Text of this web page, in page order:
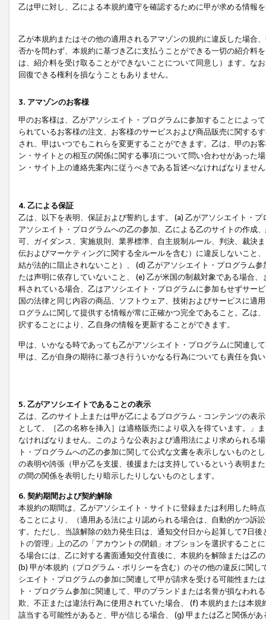
乙は甲に対し、乙による本規約遵守を確認するために甲が求める情報
乙が本規約またはその他の適用されるアマゾンの規約に違反した場合
否かを問わず、本規約に基づき乙に支払うことができる一切の紹介料
は、紹介料を受け取ることができないことについて同意し）ます。な
回復できる権利を損なうこともありません。
3. アマゾンのお客様
甲のお客様は、乙がアソシエイト・プログラムに参加することによっ
られているお客様の注文、お客様のサービスおよび商品販売に関する
され、甲はいつでもこれらを変更することができます。乙は、甲のお
ン・サイトとの相互の関係に関する事項について問い合わせがあった
ン・サイト上の連絡先案内に従うべきである旨述べなければなりませ
4. 乙による保証
乙は、以下を表明、保証および誓約します。 (a) 乙がアソシエイト・
アソシエイト・プログラムへの乙の参加、乙による乙のサイトの作成
可、ガイダンス、実施規則、業界標準、自主規制ルール、判決、裁決
伝およびマーケティングに関する全ルールを含む）に違反しないこと
結が法的に阻止されないこと）、 (d) 乙がアソシエイト・プログラム
たは声明に依存していないこと、 (e) 乙が米国の制裁対象である場合
科されている場合、乙はアソシエイト・プログラムに参加もせずサー
国の法律と同じ内容の商品、ソフトウェア、技術およびサービスに適
ログラムに関して提供する情報が常に正確かつ完全であること。乙は
択することにより、乙自身の情報を更新することができます。
甲は、いかなる時であっても乙がアソシエイト・プログラムに関連し
甲は、乙が自身の期待に基づき行ういかなる行為についても責任を負
5. 乙がアソシエイトであることの表示
乙は、乙のサイト上または甲が乙によるプログラム・コンテンツの表
として、［乙の名称を挿入］は適格販売により収入を得ています。」
なければなりません。このような公表および適用法により求められる
ト・プログラムへの乙の参加に関して公式な文書を表示しないもの
の表明や誇張（甲が乙を支援、後援または支持しているという表明ま
の間の関係を表明したり暗示したりしないものとします。
6. 契約期間および契約解除
本規約の期間は、乙がアソシエイト・サイトに登録または利用した時
ることにより、（適用ある法により認められる場合は、自動的かつ訴
す。ただし、当該解除の効力発生日は、通知交付日から起算して7日
トの管理」上の乙の「アカウントの閉鎖」オプションを選択するこ
る場合には、乙に対する書面通知交付直後に、本規約を解除または乙
(b) 甲が本規約（プログラム・ポリシーを含む）のその他の違反に関
シエイト・プログラムの参加に関連して甲が請求を受ける可能性また
ト・プログラム参加に関連して、甲のブランドまたは名誉が損なわれ
欺、不正または違法行為に使用されていた場合、 (f) 本規約または本
該当する可能性があると、甲が信じる場合、 (g) 甲または乙と関係が